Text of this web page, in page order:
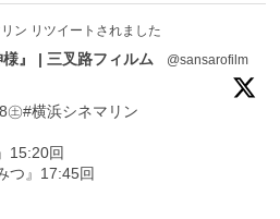
ン リツイートされました
』 | 三叉路フィルム
@sansarofilm
㊏#横浜シネマリン
15:20回
つ』17:45回